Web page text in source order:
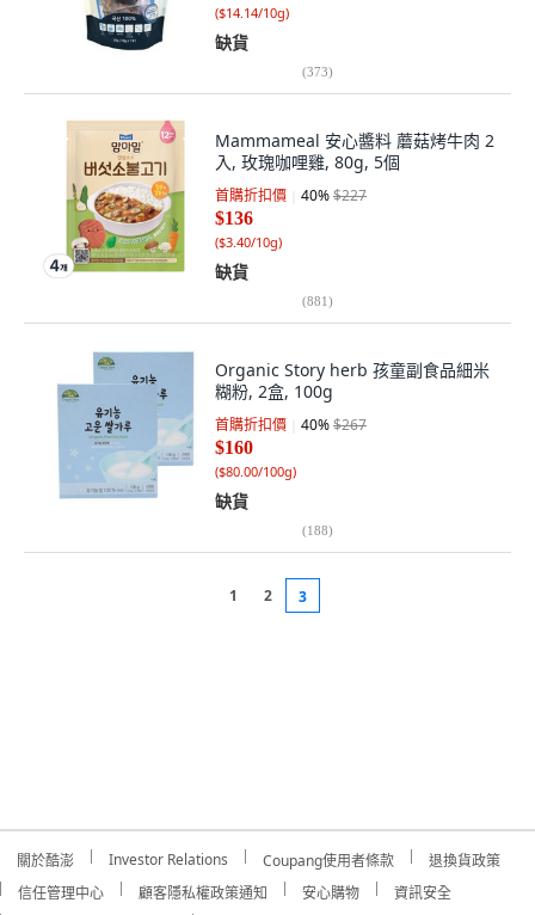
($14.14/10g)
缺貨
(373)
Mammameal 安心醬料 蘑菇烤牛肉 2
入, 玫瑰咖哩雞, 80g, 5個
首購折扣價 40%$227
$136
($3.40/10g)
缺貨
(881)
Organic Story herb 孩童副食品細米
糊粉, 2盒, 100g
首購折扣價 40%$267
$160
($80.00/100g)
缺貨
(188)
1 2 3
關於酷澎 Investor Relations Coupang使用者條款
退換貨政策
信任管理中心
顧客隱私權政策通知 安心購物 資訊安全